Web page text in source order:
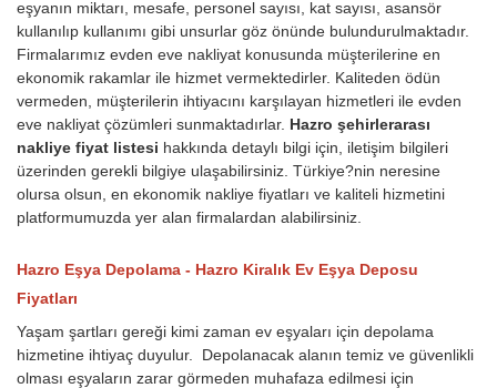
eşyanın miktarı, mesafe, personel sayısı, kat sayısı, asansör
kullanılıp kullanımı gibi unsurlar göz önünde bulundurulmaktadır.
Firmalarımız evden eve nakliyat konusunda müşterilerine en
ekonomik rakamlar ile hizmet vermektedirler. Kaliteden ödün
vermeden, müşterilerin ihtiyacını karşılayan hizmetleri ile evden
eve nakliyat çözümleri sunmaktadırlar. Hazro şehirlerarası
nakliye fiyat listesi hakkında detaylı bilgi için, iletişim bilgileri
üzerinden gerekli bilgiye ulaşabilirsiniz. Türkiye?nin neresine
olursa olsun, en ekonomik nakliye fiyatları ve kaliteli hizmetini
platformumuzda yer alan firmalardan alabilirsiniz.
Hazro Eşya Depolama - Hazro Kiralık Ev Eşya Deposu
Fiyatları
Yaşam şartları gereği kimi zaman ev eşyaları için depolama
hizmetine ihtiyaç duyulur. Depolanacak alanın temiz ve güvenlikli
olması eşyaların zarar görmeden muhafaza edilmesi için